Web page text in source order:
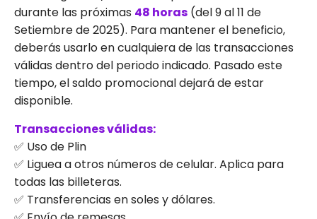
durante las próximas 48 horas (del 9 al 11 de
Setiembre de 2025). Para mantener el beneficio,
deberás usarlo en cualquiera de las transacciones
válidas dentro del periodo indicado. Pasado este
tiempo, el saldo promocional dejará de estar
disponible.
Transacciones válidas:
✅ Uso de Plin
✅ Liguea a otros números de celular. Aplica para
todas las billeteras.
✅ Transferencias en soles y dólares.